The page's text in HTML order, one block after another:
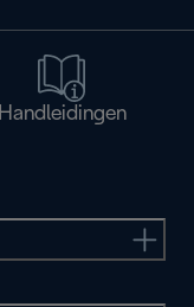
Handleidingen